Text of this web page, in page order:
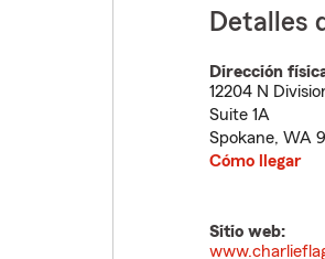
Detalles
Dirección
12204 N
Suite 1A
Spokane, WA
Cómo llegar
Sitio web: